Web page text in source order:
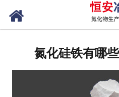
氮化硅铁有哪